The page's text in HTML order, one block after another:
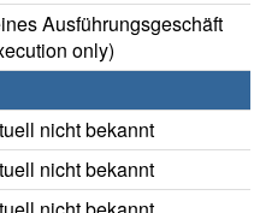
Ausführungsgeschäft
only)
nicht bekannt
nicht bekannt